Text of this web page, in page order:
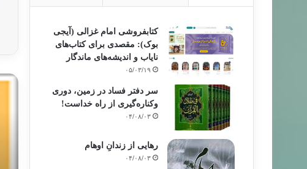
کتابفروشی امام غزالی (آیجی
بوک): مقصدی برای کتاب‌های
نایاب و اندیشه‌های ماندگار
۰۵/۰۳/۱۹
سر دفتر فساد در زمین‌، دوری
وکناره‌گیری از راه خداست‌!
۰۴/۰۸/۰۳
رهایی از زندانِ اوهام
۰۴/۰۸/۰۳